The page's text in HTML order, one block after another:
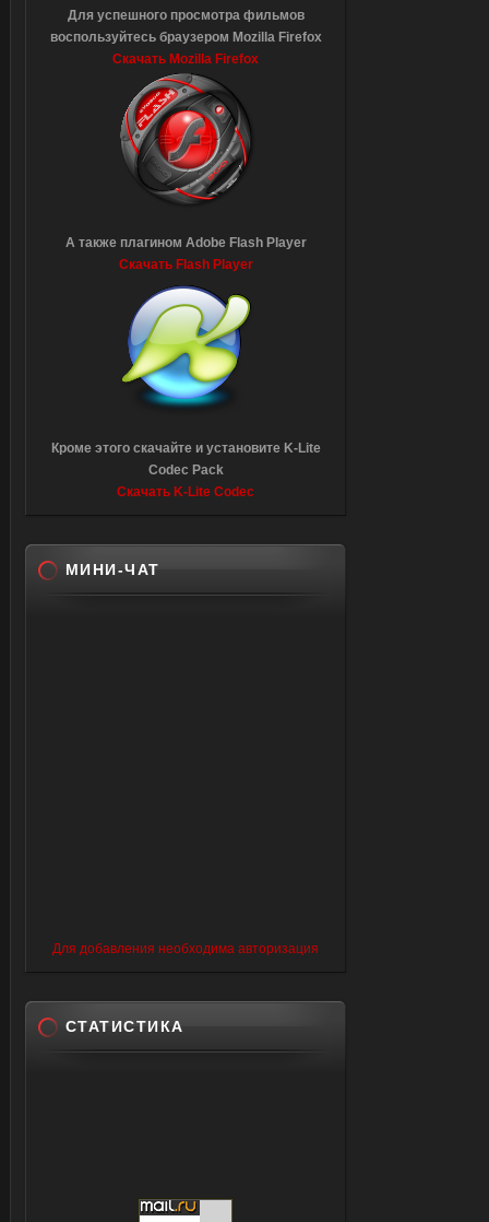
Для успешного просмотра фильмов
воспользуйтесь браузером Mozilla Firefox
Скачать Mozilla Firefox
А также плагином Adobe Flash Player
Скачать Flash Player
Кроме этого скачайте и установите K-Lite
Codec Pack
Скачать K-Lite Codec
МИНИ-ЧАТ
Для добавления необходима авторизация
СТАТИСТИКА